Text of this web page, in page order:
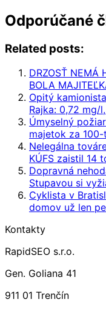
Odporúčané
Related posts:
DRZOSŤ NEMÁ
BOLA
Opitý
Rajka: 0,72 mg/
Úmyselný
majetok za
Nelegálna
KÚFS zaistil 14
Dopravná
Stupavou si
Cyklista v
domov už len
Kontakty
RapidSEO s.r.o.
Gen. Goliana 41
911 01 Trenčín